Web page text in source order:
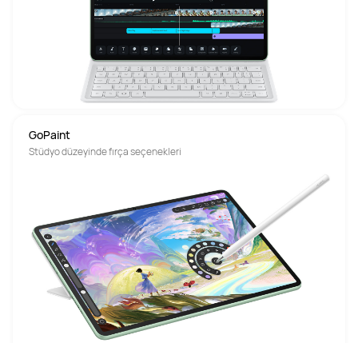
GoPaint
Stüdyo düzeyinde fırça seçenekleri